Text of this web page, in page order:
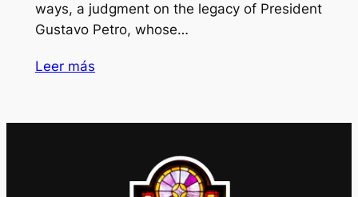
ways, a judgment on the legacy of President
Gustavo Petro, whose…
Leer más